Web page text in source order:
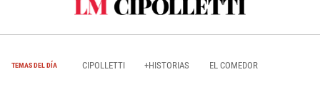
TEMAS DEL DÍA CIPOLLETTI +HISTORIAS EL COMEDOR